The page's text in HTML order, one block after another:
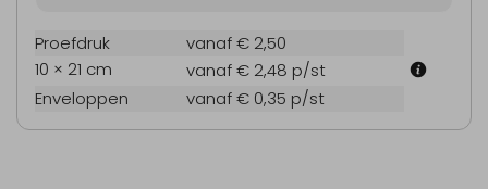
Proefdruk
vanaf € 2,50
10 × 21 cm
vanaf € 2,48 p/st
Enveloppen
vanaf € 0,35 p/st